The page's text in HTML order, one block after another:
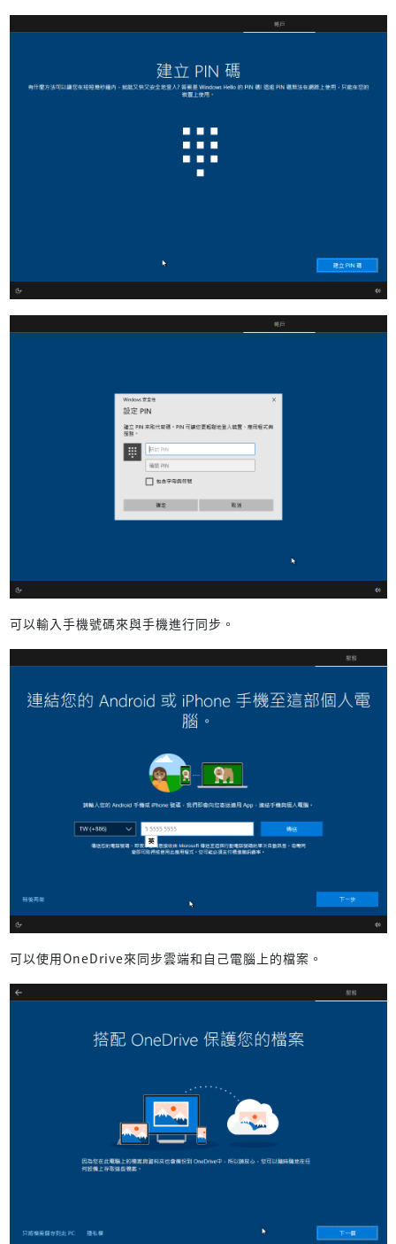
可以輸入手機號碼來與手機進行同步。
可以使用OneDrive來同步雲端和自己電腦上的檔案。